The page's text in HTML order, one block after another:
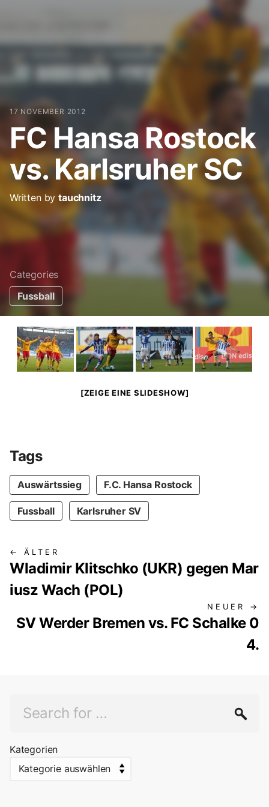
17 NOVEMBER 2012
FC Hansa Rostock
vs. Karlsruher SC
Written bytauchnitz
Categories
Fussball
[ZEIGE EINE SLIDESHOW]
Tags
Auswärtssieg F.C. Hansa Rostock
Fussball Karlsruher SV
← ÄLTER
Wladimir Klitschko (UKR) gegen Mar
iusz Wach (POL)
NEUER →
SV Werder Bremen vs. FC Schalke 0
4.
Kategorien